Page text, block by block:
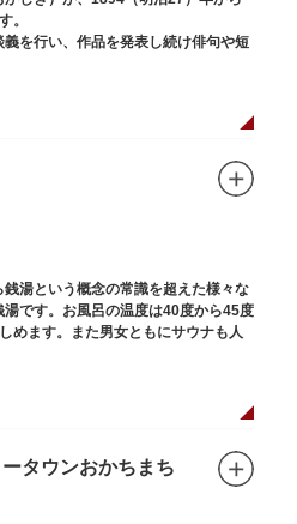
。
を行い、作品を発表し続け俳句や短
苦しみながらも34歳で亡くなるまで
もあります。
跡として明治の雰囲気が体感できる魅
の間」などを復元しており、明治の
います。
湯という概念の常識を超えた様々な
です。お風呂の温度は40度から45度
めます。また男女ともにサウナも人
タウンおかちまち